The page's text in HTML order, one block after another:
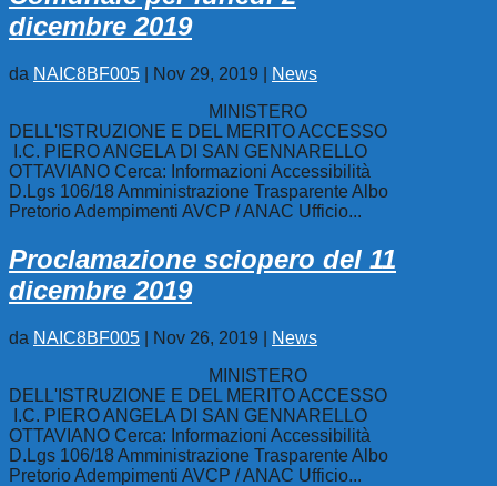
dicembre 2019
da NAIC8BF005 Nov 29, 2019
News
MINISTERO
DELL'ISTRUZIONE E DEL MERITO ACCESSO
I.C. PIERO ANGELA DI SAN GENNARELLO
OTTAVIANO Cerca: Informazioni Accessibilità
D.Lgs 106/18 Amministrazione Trasparente Albo
Pretorio Adempimenti AVCP / ANAC Ufficio...
Proclamazione sciopero del 11
dicembre 2019
da NAIC8BF005 Nov 26, 2019
News
MINISTERO
DELL'ISTRUZIONE E DEL MERITO ACCESSO
I.C. PIERO ANGELA DI SAN GENNARELLO
OTTAVIANO Cerca: Informazioni Accessibilità
D.Lgs 106/18 Amministrazione Trasparente Albo
Pretorio Adempimenti AVCP / ANAC Ufficio...